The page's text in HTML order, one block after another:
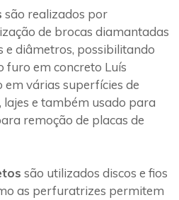
são realizados por
de brocas diamantadas
e diâmetros, possibilitando
furo em concreto Luís
em várias superfícies de
e também usado para
remoção de placas de
são utilizados discos e fios
as perfuratrizes permitem